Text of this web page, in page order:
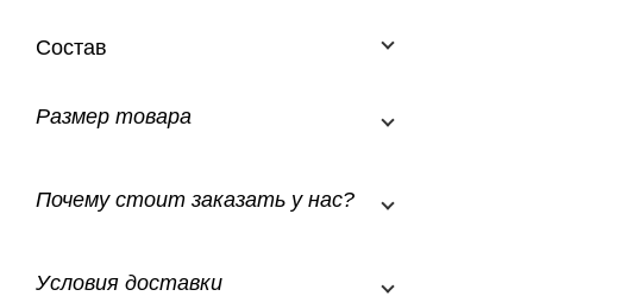
Состав
Размер товара
Почему стоит заказать у нас?
Условия доставки